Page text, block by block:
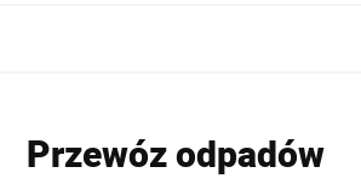
Przewóz odpadów